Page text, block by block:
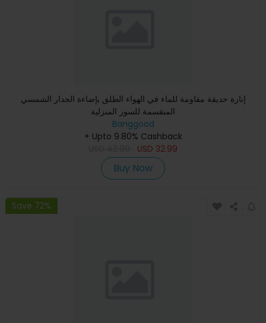
إنارة حديقة مقاومة للماء في الهواء الطلق بإضاءة الجدار الشمسي
المنقسمة للسور المنزلية
Banggood
+ Upto 9.80% Cashback
USD 32.99
Buy Now
Save 72%